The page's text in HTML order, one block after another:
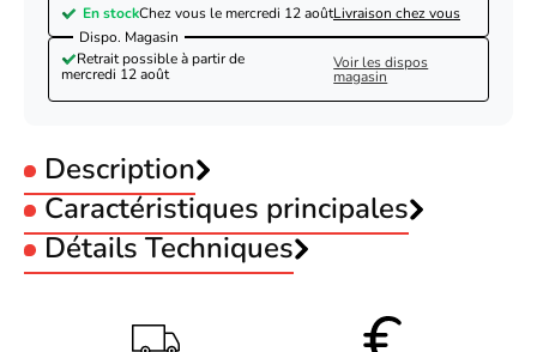
En stockChez vous le mercredi 12 aoûtLivraison chez vous
Dispo. Magasin
Retrait possible à partir de
mercredi 12 août
Voir les dispos
magasin
Description
Caractéristiques principales
Catégorie produit :PC portable
Catégorie produit :Téléphone
USB-C GaN
Détails Techniques